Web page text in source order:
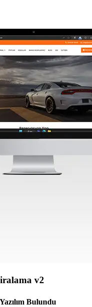
v2
Yazılım Bulundu